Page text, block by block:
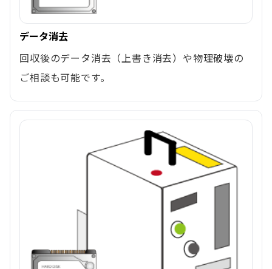
データ消去
回収後のデータ消去（上書き消去）や物理破壊の
ご相談も可能です。